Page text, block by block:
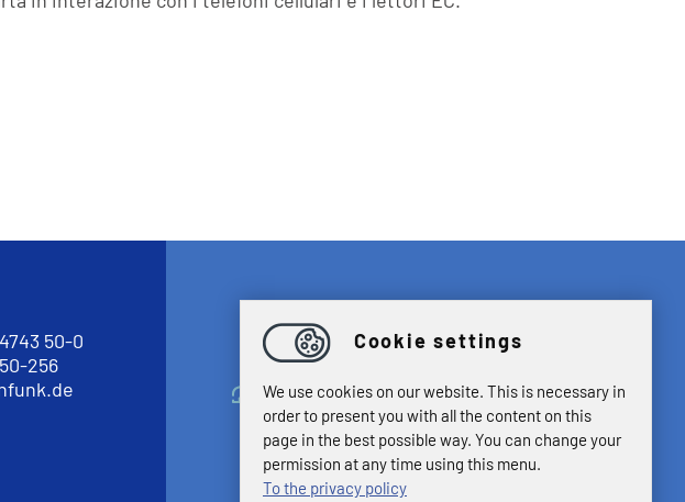
50-0
256
Cookie settings
We use cookies on our website. This is necessary in
order to present you with all the content on this
page in the best possible way. You can change your
permission at any time using this menu.
To the privacy policy